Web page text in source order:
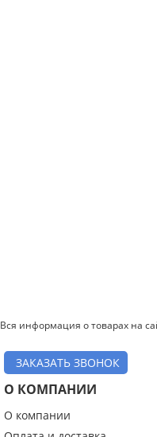
Вся информация о товарах на
ЗАКАЗАТЬ ЗВОНОК
О КОМПАНИИ
О компании